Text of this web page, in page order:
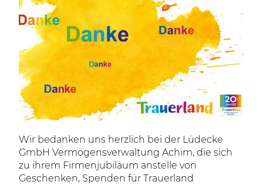
Wir bedanken uns herzlich bei der Lüdecke
GmbH Vermögensverwaltung Achim, die sich
zu ihrem Firmenjubiläum anstelle von
Geschenken, Spenden für Trauerland